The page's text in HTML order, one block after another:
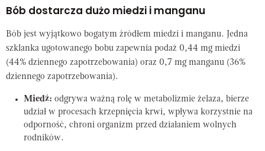
Bób dostarcza dużo miedzi i manganu
Bób jest wyjątkowo bogatym źródłem miedzi i manganu. Jedna
szklanka ugotowanego bobu zapewnia podaż 0,44 mg miedzi
(44% dziennego zapotrzebowania) oraz 0,7 mg manganu (36%
dziennego zapotrzebowania).
Miedź: odgrywa ważną rolę w metabolizmie żelaza, bierze
udział w procesach krzepnięcia krwi, wpływa korzystnie na
odporność, chroni organizm przed działaniem wolnych
rodników.